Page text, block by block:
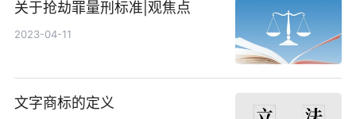
关于抢劫罪量刑标准|观焦点
2023-04-11
文字商标的定义